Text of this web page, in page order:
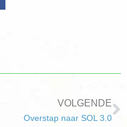
VOLGENDE
Overstap naar SOL 3.0